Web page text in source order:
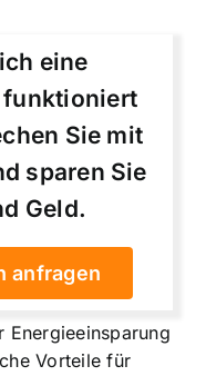
eine
funktioniert
Sie mit
sparen Sie
Geld.
anfragen
Energieeinsparung
Vorteile für